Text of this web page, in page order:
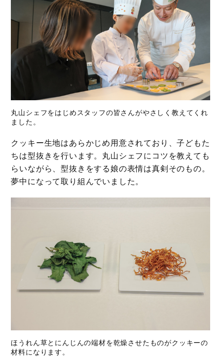
丸山シェフをはじめスタッフの皆さんがやさしく教えてくれ
ました。
クッキー生地はあらかじめ用意されており、子どもた
ちは型抜きを行います。丸山シェフにコツを教えても
らいながら、型抜きをする娘の表情は真剣そのもの。
夢中になって取り組んでいました。
ほうれん草とにんじんの端材を乾燥させたものがクッキーの
材料になります。